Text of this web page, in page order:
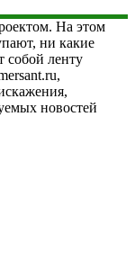
На этом
ни какие
собой ленту
новостей